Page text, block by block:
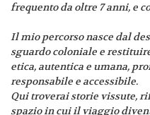
frequento da oltre 7 anni, e
Il mio percorso nasce dal
sguardo coloniale e
etica, autentica e umana,
responsabile e accessibile.
Qui troverai storie vissute,
spazio in cui il viaggio